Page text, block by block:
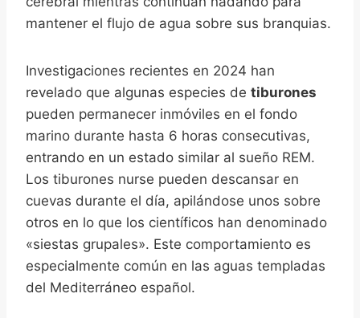
mantener el flujo de agua sobre sus branquias.
Investigaciones recientes en 2024 han
revelado que algunas especies de tiburones
pueden permanecer inmóviles en el fondo
marino durante hasta 6 horas consecutivas,
entrando en un estado similar al sueño REM.
Los tiburones nurse pueden descansar en
cuevas durante el día, apilándose unos sobre
otros en lo que los científicos han denominado
«siestas grupales». Este comportamiento es
especialmente común en las aguas templadas
del Mediterráneo español.